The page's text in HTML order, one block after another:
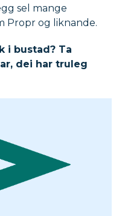
sel mange
Propr og liknande.
i bustad? Ta
dei har truleg